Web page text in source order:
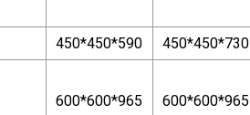
450*450*590 450*450*730
600*600*965 600*600*965